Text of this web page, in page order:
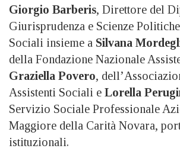
Giorgio Barberis, Direttore del
Giurisprudenza e Scienze
Sociali insieme a Silvana
della Fondazione Nazionale
Graziella Povero,
Assistenti Sociali e Lorella
Servizio Sociale Professionale
Maggiore della Carità Novara,
istituzionali.